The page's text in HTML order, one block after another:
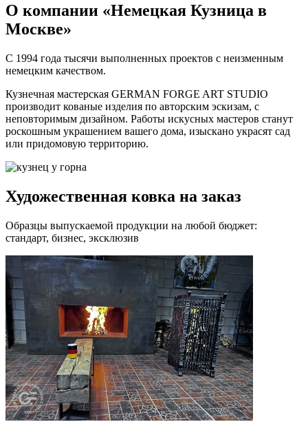
О компании «Немецкая Кузница в
Москве»
С 1994 года тысячи выполненных проектов с неизменным
немецким качеством.
Кузнечная мастерская GERMAN FORGE ART STUDIO
производит кованые изделия по авторским эскизам, с
неповторимым дизайном. Работы искусных мастеров станут
роскошным украшением вашего дома, изыскано украсят сад
или придомовую территорию.
Художественная ковка на заказ
Образцы выпускаемой продукции на любой бюджет:
стандарт, бизнес, эксклюзив